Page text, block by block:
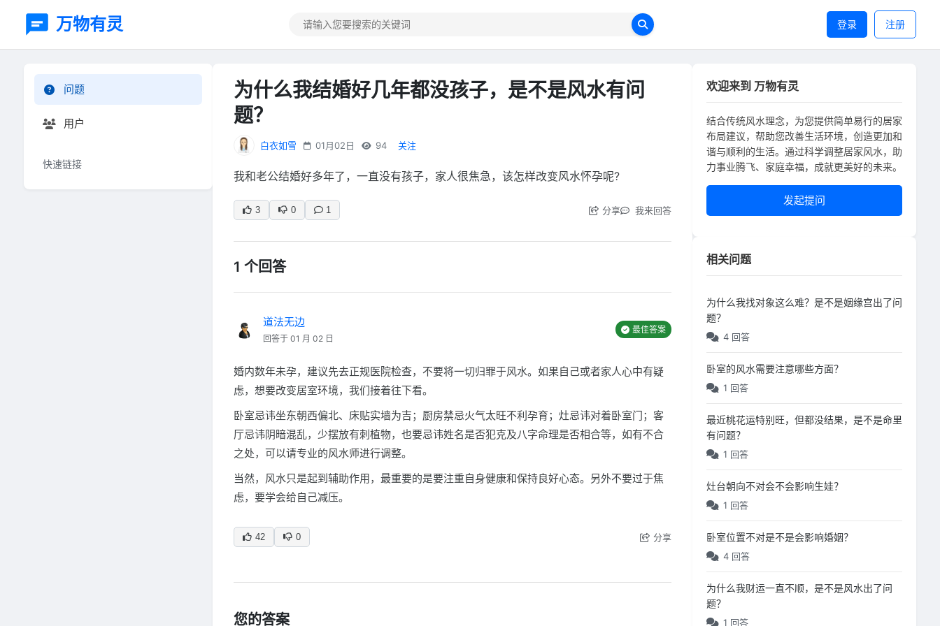
万物有灵 登录 注册
问题
用户
快速链接
为什么我结婚好几年都没孩子，是不是风水有问
题？
白衣如雪 01月02日 94 关注
我和老公结婚好多年了，一直没有孩子，家人很焦急，该怎样改变风水怀孕呢?
3 0 1 分享 我来回答
1 个回答
道法无边
回答于 01 月 02 日
最佳答案
婚内数年未孕，建议先去正规医院检查，不要将一切归罪于风水。如果自己或者家人心中有疑
虑，想要改变居室环境，我们接着往下看。
卧室忌讳坐东朝西偏北、床贴实墙为吉；厨房禁忌火气太旺不利孕育；灶忌讳对着卧室门；客
厅忌讳阴暗混乱，少摆放有刺植物，也要忌讳姓名是否犯克及八字命理是否相合等，如有不合
之处，可以请专业的风水师进行调整。
当然，风水只是起到辅助作用，最重要的是要注重自身健康和保持良好心态。另外不要过于焦
虑，要学会给自己减压。
42 0 分享
您的答案
欢迎来到 万物有灵
结合传统风水理念，为您提供简单易行的居家
布局建议，帮助您改善生活环境，创造更加和
谐与顺利的生活。通过科学调整居家风水，助
力事业腾飞、家庭幸福，成就更美好的未来。
发起提问
相关问题
为什么我找对象这么难？是不是姻缘宫出了问
题？
4 回答
卧室的风水需要注意哪些方面？
1 回答
最近桃花运特别旺，但都没结果，是不是命里
有问题？
1 回答
灶台朝向不对会不会影响生娃？
1 回答
卧室位置不对是不是会影响婚姻？
4 回答
为什么我财运一直不顺，是不是风水出了问
题？
1 回答